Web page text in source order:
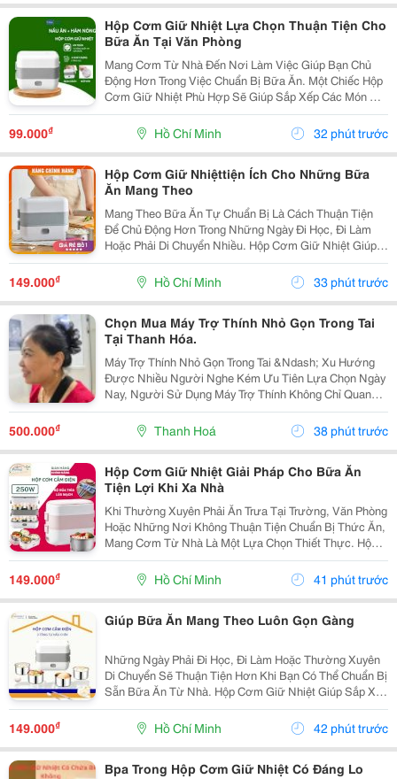
Hộp Cơm Giữ Nhiệt Lựa Chọn Thuận Tiện Cho
Bữa Ăn Tại Văn Phòng
Mang Cơm Từ Nhà Đến Nơi Làm Việc Giúp Bạn Chủ
Động Hơn Trong Việc Chuẩn Bị Bữa Ăn. Một Chiếc Hộp
Cơm Giữ Nhiệt Phù Hợp Sẽ Giúp Sắp Xếp Các Món Ăn
Gọn Gàng, Dễ Mang Theo Và Thuận Tiện Sử Dụng
Trong Thời Gian Nghỉ Trưa. Chọn Hộp Có Cấu Tạo Phù
99.000₫ Hồ Chí Minh 32 phút trước
Hộp Cơm Giữ Nhiệttiện Ích Cho Những Bữa
Ăn Mang Theo
Mang Theo Bữa Ăn Tự Chuẩn Bị Là Cách Thuận Tiện
Để Chủ Động Hơn Trong Những Ngày Đi Học, Đi Làm
Hoặc Phải Di Chuyển Nhiều. Hộp Cơm Giữ Nhiệt Giúp
Các Món Ăn Được Sắp Xếp Ngăn Nắp, Dễ Mang Theo
Và Phù Hợp Với Nhiều Lịch Trình Khác Nhau. Chọn
149.000₫ Hồ Chí Minh 33 phút trước
Chọn Mua Máy Trợ Thính Nhỏ Gọn Trong Tai
Tại Thanh Hóa.
Máy Trợ Thính Nhỏ Gọn Trong Tai &Ndash; Xu Hướng
Được Nhiều Người Nghe Kém Ưu Tiên Lựa Chọn Ngày
Nay, Người Sử Dụng Máy Trợ Thính Không Chỉ Quan
Tâm Đến Nghe Rõ, Mà Còn Mong Muốn Một Thiết Bị
Nhỏ Gọn, Thẩm Mỹ, Dễ Sử Dụng Và Thoải Mái Khi Đeo.
500.000₫ Thanh Hoá 38 phút trước
Hộp Cơm Giữ Nhiệt Giải Pháp Cho Bữa Ăn
Tiện Lợi Khi Xa Nhà
Khi Thường Xuyên Phải Ăn Trưa Tại Trường, Văn Phòng
Hoặc Những Nơi Không Thuận Tiện Chuẩn Bị Thức Ăn,
Mang Cơm Từ Nhà Là Một Lựa Chọn Thiết Thực. Hộp
Cơm Giữ Nhiệt Giúp Bạn Sắp Xếp Các Món Ăn Gọn
Gàng Và Dễ Dàng Mang Theo Trong Ngày. Lựa Chọn
149.000₫ Hồ Chí Minh 41 phút trước
Giúp Bữa Ăn Mang Theo Luôn Gọn Gàng
Những Ngày Phải Đi Học, Đi Làm Hoặc Thường Xuyên
Di Chuyển Sẽ Thuận Tiện Hơn Khi Bạn Có Thể Chuẩn Bị
Sẵn Bữa Ăn Từ Nhà. Hộp Cơm Giữ Nhiệt Giúp Sắp Xếp
Cơm Và Thức Ăn Ngăn Nắp, Dễ Mang Theo Và Phù
Hợp Với Nhiều Nhu Cầu Sử Dụng. Chọn Hộp Dựa
149.000₫ Hồ Chí Minh 42 phút trước
Bpa Trong Hộp Cơm Giữ Nhiệt Có Đáng Lo